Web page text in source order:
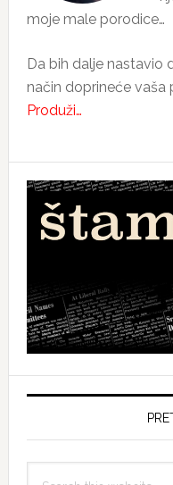
moje male porodice…
Da bih dalje nastavio
način doprineće vaša
Produži…